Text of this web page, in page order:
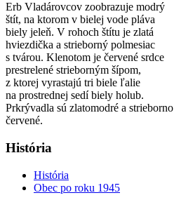
Erb Vladárovcov zoobrazuje modrý
štít, na ktorom v bielej vode pláva
biely jeleň. V rohoch štítu je zlatá
hviezdička a strieborný polmesiac
s tvárou. Klenotom je červené srdce
prestrelené strieborným šípom,
z ktorej vyrastajú tri biele ľalie
na prostrednej sedí biely holub.
Prkrývadla sú zlatomodré a strieborno
červené.
História
História
Obec po roku 1945